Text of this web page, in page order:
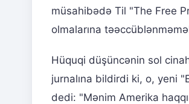
müsahibədə Til "The Free
olmalarına
Hüquqi düşüncənin sol
jurnalına bildirdi ki, o, yeni
dedi: "Mənim Amerika